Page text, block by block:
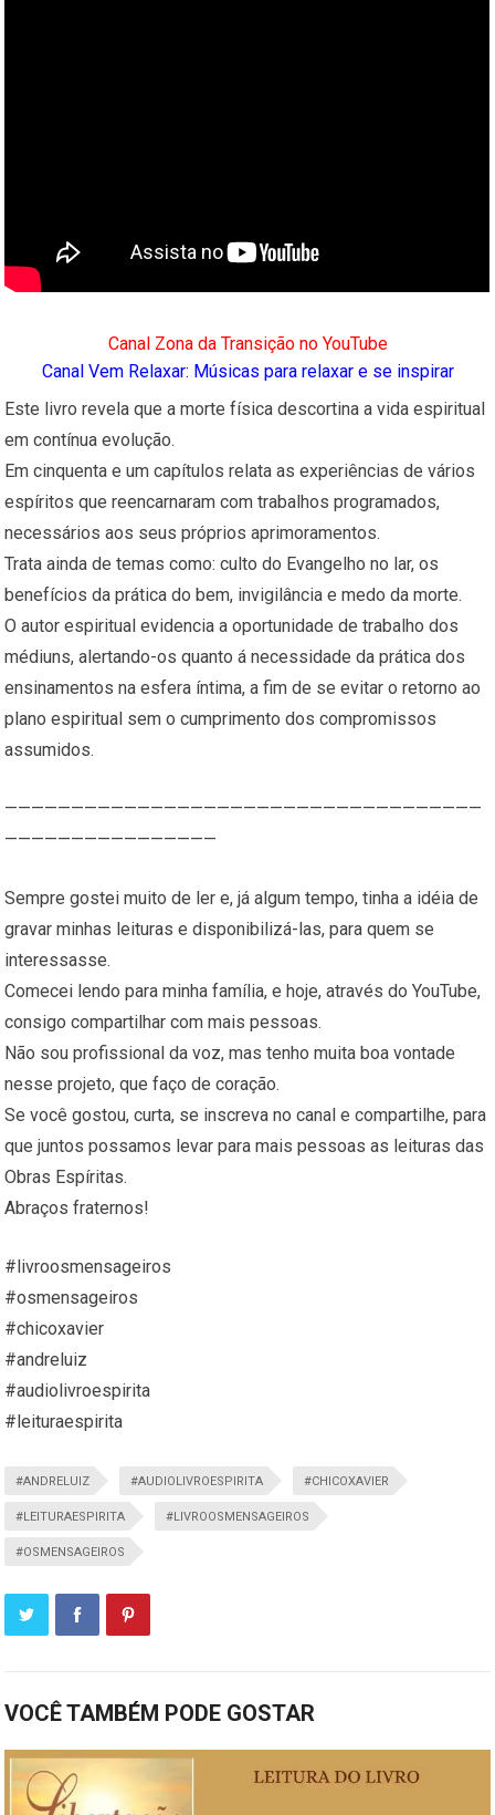
Canal Zona da Transição no YouTube
Canal Vem Relaxar: Músicas para relaxar e se inspirar
Este livro revela que a morte física descortina a vida espiritual
em contínua evolução.
Em cinquenta e um capítulos relata as experiências de vários
espíritos que reencarnaram com trabalhos programados,
necessários aos seus próprios aprimoramentos.
Trata ainda de temas como: culto do Evangelho no lar, os
benefícios da prática do bem, invigilância e medo da morte.
O autor espiritual evidencia a oportunidade de trabalho dos
médiuns, alertando-os quanto á necessidade da prática dos
ensinamentos na esfera íntima, a fim de se evitar o retorno ao
plano espiritual sem o cumprimento dos compromissos
assumidos.
————————————————————————————————————
————————————————
Sempre gostei muito de ler e, já algum tempo, tinha a idéia de
gravar minhas leituras e disponibilizá-las, para quem se
interessasse.
Comecei lendo para minha família, e hoje, através do YouTube,
consigo compartilhar com mais pessoas.
Não sou profissional da voz, mas tenho muita boa vontade
nesse projeto, que faço de coração.
Se você gostou, curta, se inscreva no canal e compartilhe, para
que juntos possamos levar para mais pessoas as leituras das
Obras Espíritas.
Abraços fraternos!
#livroosmensageiros
#osmensageiros
#chicoxavier
#andreluiz
#audiolivroespirita
#leituraespirita
#ANDRELUIZ #AUDIOLIVROESPIRITA #CHICOXAVIER
#LEITURAESPIRITA #LIVROOSMENSAGEIROS
#OSMENSAGEIROS
VOCÊ TAMBÉM PODE GOSTAR